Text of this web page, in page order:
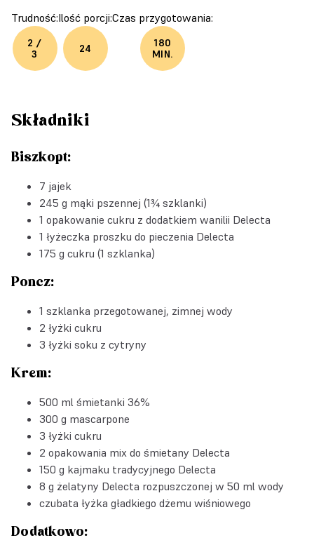
Trudność:
2 /
3
Ilość porcji:
24
Czas przygotowania:
180
MIN.
Składniki
Biszkopt:
7 jajek
245 g mąki pszennej (1¾ szklanki)
1 opakowanie cukru z dodatkiem wanilii Delecta
1 łyżeczka proszku do pieczenia Delecta
175 g cukru (1 szklanka)
Poncz:
1 szklanka przegotowanej, zimnej wody
2 łyżki cukru
3 łyżki soku z cytryny
Krem:
500 ml śmietanki 36%
300 g mascarpone
3 łyżki cukru
2 opakowania mix do śmietany Delecta
150 g kajmaku tradycyjnego Delecta
8 g żelatyny Delecta rozpuszczonej w 50 ml wody
czubata łyżka gładkiego dżemu wiśniowego
Dodatkowo: